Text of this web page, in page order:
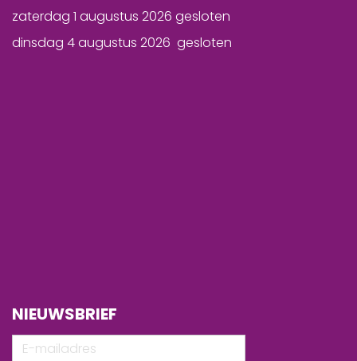
zaterdag 1 augustus 2026 gesloten
dinsdag 4 augustus 2026 gesloten
NIEUWSBRIEF